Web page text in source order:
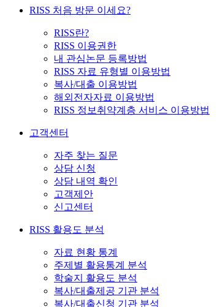
RISS 처음 방문 이세요?
RISS란?
RISS 이용권한
내 관심논문 등록방법
RISS 자료 유형별 이용방법
복사/대출 이용방법
해외전자자료 이용방법
RISS 정보취약계층 서비스 이용방법
고객센터
자주 찾는 질문
상담 신청
상담 내역 확인
고객제안
신고센터
RISS 활용도 분석
자료 현황 통계
주제별 활용통계 분석
학술지 활용도 분석
복사/대출제공 기관 분석
복사/대출신청 기관 분석